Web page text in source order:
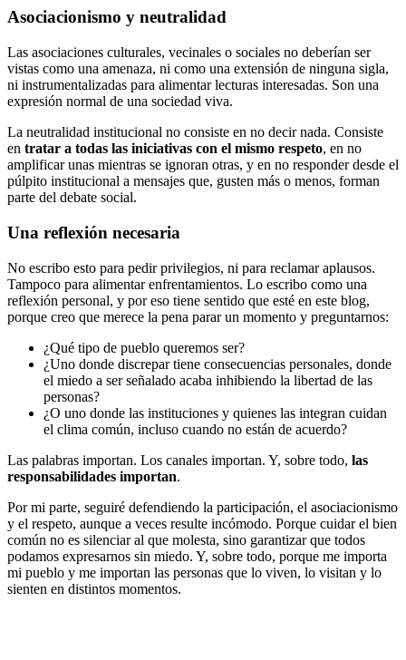
Asociacionismo y neutralidad
Las asociaciones culturales, vecinales o sociales no deberían ser
vistas como una amenaza, ni como una extensión de ninguna sigla,
ni instrumentalizadas para alimentar lecturas interesadas. Son una
expresión normal de una sociedad viva.
La neutralidad institucional no consiste en no decir nada. Consiste
en tratar a todas las iniciativas con el mismo respeto, en no
amplificar unas mientras se ignoran otras, y en no responder desde el
púlpito institucional a mensajes que, gusten más o menos, forman
parte del debate social.
Una reflexión necesaria
No escribo esto para pedir privilegios, ni para reclamar aplausos.
Tampoco para alimentar enfrentamientos. Lo escribo como una
reflexión personal, y por eso tiene sentido que esté en este blog,
porque creo que merece la pena parar un momento y preguntarnos:
¿Qué tipo de pueblo queremos ser?
¿Uno donde discrepar tiene consecuencias personales, donde
el miedo a ser señalado acaba inhibiendo la libertad de las
personas?
¿O uno donde las instituciones y quienes las integran cuidan
el clima común, incluso cuando no están de acuerdo?
Las palabras importan. Los canales importan. Y, sobre todo, las
responsabilidades importan.
Por mi parte, seguiré defendiendo la participación, el asociacionismo
y el respeto, aunque a veces resulte incómodo. Porque cuidar el bien
común no es silenciar al que molesta, sino garantizar que todos
podamos expresarnos sin miedo. Y, sobre todo, porque me importa
mi pueblo y me importan las personas que lo viven, lo visitan y lo
sienten en distintos momentos.